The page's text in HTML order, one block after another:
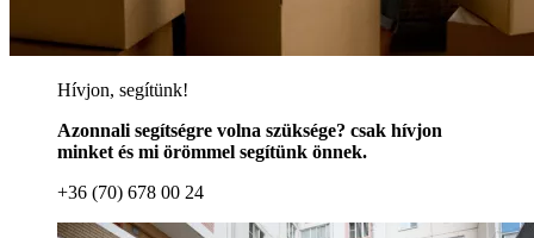
Hívjon, segítünk!
Azonnali segítségre volna szüksége? csak hívjon
minket és mi örömmel segítünk önnek.
+36 (70) 678 00 24